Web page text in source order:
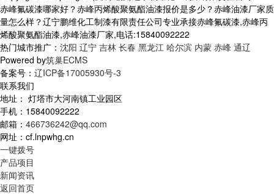
赤峰氟碳漆哪家好？赤峰丙烯酸聚氨酯油漆报价是多少？赤峰油漆厂家质
量怎么样？辽宁鹏维化工制漆有限责任公司专业承接赤峰氟碳漆,赤峰丙
烯酸聚氨酯油漆,赤峰油漆厂家,电话:15840092222
热门城市推广： 沈阳 辽宁 吉林 长春 黑龙江 哈尔滨 内蒙 赤峰 通辽
Powered by筑巢ECMS
备案号： 辽ICP备17005930号-3
联系我们
地址： 灯塔市大河南镇工业园区
手机：15840092222
邮箱： 466736242@qq.com
网址：cf.lnpwhg.cn
一键拨号
产品项目
新闻资讯
返回首页